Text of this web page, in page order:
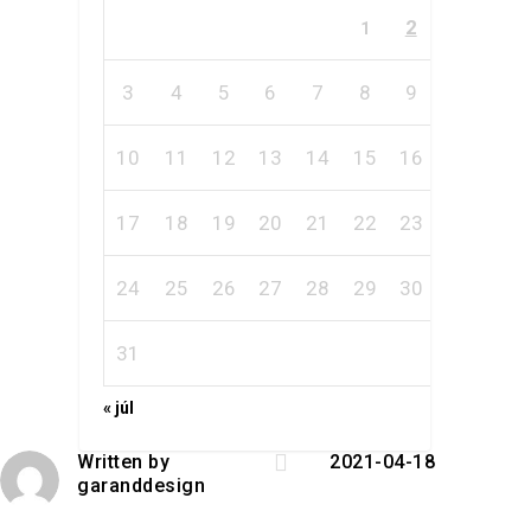
1 2
3 4 5 6 7 8 9
10 11 12 13 14 15 16
17 18 19 20 21 22 23
24 25 26 27 28 29 30
31
« júl
Written by
garanddesign
 2021-04-18